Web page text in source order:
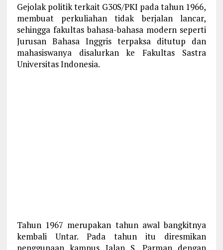
Gejolak politik terkait G30S/PKI pada tahun 1966,
membuat perkuliahan tidak berjalan lancar,
sehingga fakultas bahasa-bahasa modern seperti
Jurusan Bahasa Inggris terpaksa ditutup dan
mahasiswanya disalurkan ke Fakultas Sastra
Universitas Indonesia.
Tahun 1967 merupakan tahun awal bangkitnya
kembali Untar. Pada tahun itu diresmikan
penggunaan kampus Jalan S. Parman dengan